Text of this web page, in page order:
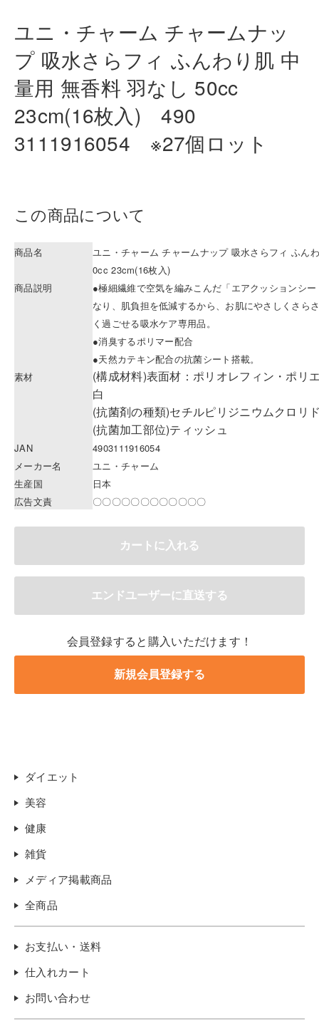
ユニ・チャーム チャームナッ
プ 吸水さらフィ ふんわり肌 中
量用 無香料 羽なし 50cc
23cm(16枚入) 490
3111916054 ※27個ロット
この商品について
商品名
ユニ・チャーム チャームナップ 吸水さらフィ ふん
0cc 23cm(16枚入)
商品説明
●極細繊維で空気を編みこんだ「エアクッションシ
なり、肌負担を低減するから、お肌にやさしくさら
く過ごせる吸水ケア専用品。
●消臭するポリマー配合
●天然カテキン配合の抗菌シート搭載。
素材
(構成材料)表面材：ポリオレフィン・ポリ
白
(抗菌剤の種類)セチルピリジニウムクロリ
(抗菌加工部位)ティッシュ
JAN
4903111916054
メーカー名
ユニ・チャーム
生産国
日本
広告文責
〇〇〇〇〇〇〇〇〇〇〇〇
会員登録すると購入いただけます！
ダイエット
美容
健康
雑貨
メディア掲載商品
全商品
お支払い・送料
仕入れカート
お問い合わせ